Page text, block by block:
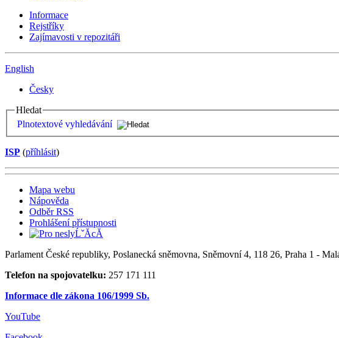
Informace
Rejstříky
Zajímavosti v repozitáři
English
Česky
Hledat
Plnotextové vyhledávání
ISP (příhlásit)
Mapa webu
Nápověda
Odběr RSS
Prohlášení přístupnosti
Parlament České republiky, Poslanecká sněmovna, Sněmovní 4, 118 26, Praha 1 -
Telefon na spojovatelku: 257 171 111
Informace dle zákona 106/1999 Sb.
YouTube